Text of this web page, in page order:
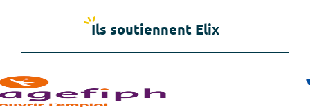
Ils soutiennent Elix